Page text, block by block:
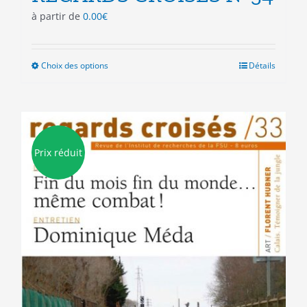
à partir de 0.00€
Choix des optionsCe
variations.
Les
peuvent
être
choisies
la
page
du
produit
Détails
Prix réduit